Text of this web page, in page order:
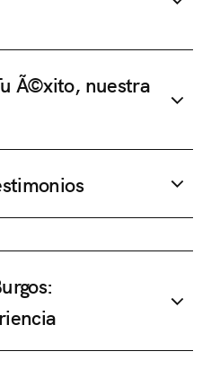
Ã©xito, nuestra